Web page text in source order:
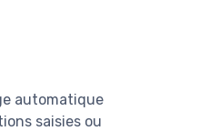
automatique
saisies ou